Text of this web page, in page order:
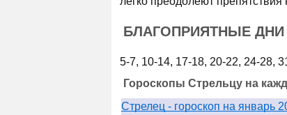
БЛАГОПРИЯТНЫЕ ДНИ
5-7, 10-14, 17-18, 20-22, 24-28,
Гороскопы Стрельцу на
Стрелец - гороскоп на январь